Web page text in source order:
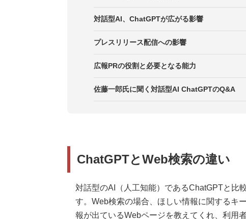
対話型AI、ChatGPTが広がる影響
プレスリリース配信への影響
広報PRの役割と必要となる能力
佐藤一郎氏に聞く対話型AI ChatGPTのQ&A
ChatGPTとWeb検索の違い
対話型のAI（人工知能）であるChatGPTと比
す。Web検索の場合、ほしい情報に関するキ
報が出ているWebページを教えてくれ、利用